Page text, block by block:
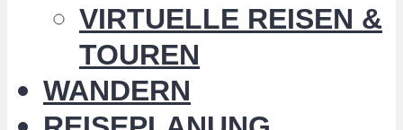
VIRTUELLE REISEN &
TOUREN
WANDERN